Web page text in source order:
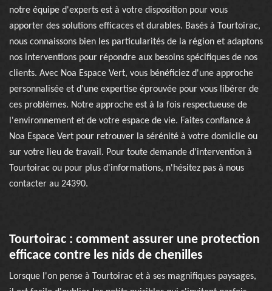
notre équipe d'experts est à votre disposition pour vous
apporter des solutions efficaces et durables. Basés à Tourtoirac,
nous connaissons bien les particularités de la région et adaptons
nos interventions pour répondre aux besoins spécifiques de nos
clients. Avec Noa Espace Vert, vous bénéficiez d'une approche
personnalisée et d'une expertise éprouvée pour vous libérer de
ces problèmes. Notre approche est à la fois respectueuse de
l'environnement et de votre espace de vie. Faites confiance à
Noa Espace Vert pour retrouver la sérénité à votre domicile ou
sur votre lieu de travail. Pour toute demande d'intervention à
Tourtoirac ou pour plus d'informations, n'hésitez pas à nous
contacter au 24390.
Tourtoirac : comment assurer une protection
efficace contre les nids de chenilles
Lorsque l'on pense à Tourtoirac et à ses magnifiques paysages,